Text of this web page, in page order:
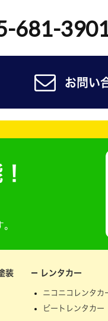
681-
お問い
装 レンタカー
ニコニコレンタカ
ビートレンタカー